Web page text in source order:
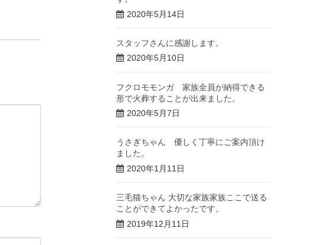
2020年5月14日
スタッフさんに感謝します。
2020年5月10日
フクロモモンガ 家族全員が納得できる
形で火葬することが出来ました。
2020年5月7日
うさぎちゃん 優しく丁寧にご案内頂け
ました。
2020年1月11日
三毛猫ちゃん 大切な家族家族ここで送る
ことができてよかったです。
2019年12月11日